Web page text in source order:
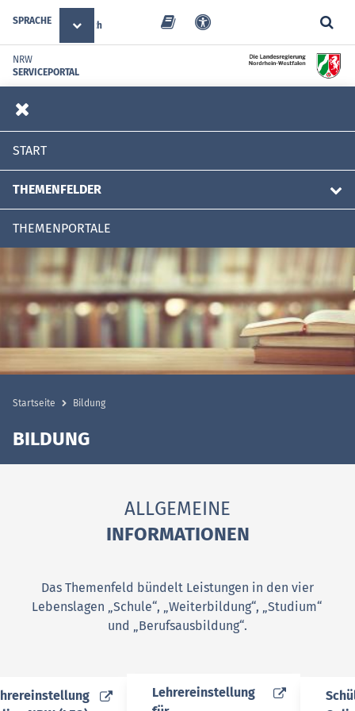
SPRACHE Deutsch
NRW
SERVICEPORTAL
START
THEMENFELDER
THEMENPORTALE
Startseite Bildung
BILDUNG
ALLGEMEINE
INFORMATIONEN
Das Themenfeld bündelt Leistungen in den vier
Lebenslagen „Schule“, „Weiterbildung“, „Studium“
und „Berufsausbildung“.
in einem neuen Fenster geöffnet)
Lehrereinstellung
(Wird in einem neuen Fenster